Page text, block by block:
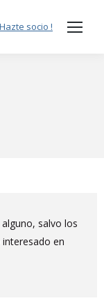
Hazte socio !
salvo los
en